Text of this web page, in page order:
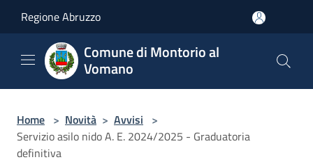
Regione Abruzzo
Comune di Montorio al
Vomano
Home > Novità > Avvisi >
Servizio asilo nido A. E. 2024/2025 - Graduatoria
definitiva